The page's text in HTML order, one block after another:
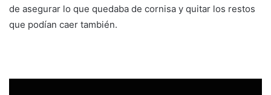
de asegurar lo que quedaba de cornisa y quitar los restos
que podían caer también.